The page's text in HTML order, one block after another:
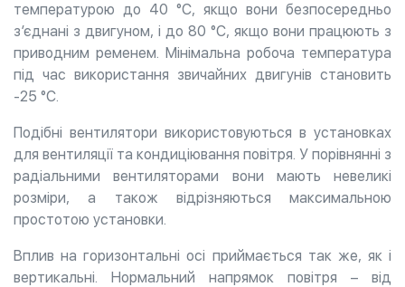
температурою до 40 °C, якщо вони безпосередньо
з’єднані з двигуном, і до 80 °C, якщо вони працюють з
приводним ременем. Мінімальна робоча температура
під час використання звичайних двигунів становить
-25 °C.
Подібні вентилятори використовуються в установках
для вентиляції та кондиціювання повітря. У порівнянні з
радіальними вентиляторами вони мають невеликі
розміри, а також відрізняються максимальною
простотою установки.
Вплив на горизонтальні осі приймається так же, як і
вертикальні. Нормальний напрямок повітря – від